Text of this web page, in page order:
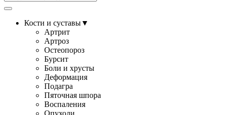
Кости и суставы▼
Артрит
Артроз
Остеопороз
Бурсит
Боли и хрусты
Деформация
Подагра
Пяточная шпора
Воспаления
Опухоли